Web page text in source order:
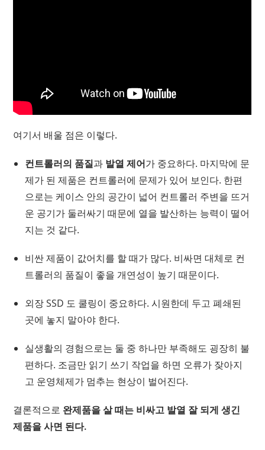
여기서 배울 점은 이렇다.
컨트롤러의 품질과 발열 제어가 중요하다. 마지막에 문
제가 된 제품은 컨트롤러에 문제가 있어 보인다. 한편
으로는 케이스 안의 공간이 넓어 컨트롤러 주변을 뜨거
운 공기가 둘러싸기 때문에 열을 발산하는 능력이 떨어
지는 것 같다.
비싼 제품이 값어치를 할 때가 많다. 비싸면 대체로 컨
트롤러의 품질이 좋을 개연성이 높기 때문이다.
외장 SSD 도 쿨링이 중요하다. 시원한데 두고 폐쇄된
곳에 놓지 말아야 한다.
실생활의 경험으로는 둘 중 하나만 부족해도 굉장히 불
편하다. 조금만 읽기 쓰기 작업을 하면 오류가 잦아지
고 운영체제가 멈추는 현상이 벌어진다.
결론적으로 완제품을 살 때는 비싸고 발열 잘 되게 생긴
제품을 사면 된다.